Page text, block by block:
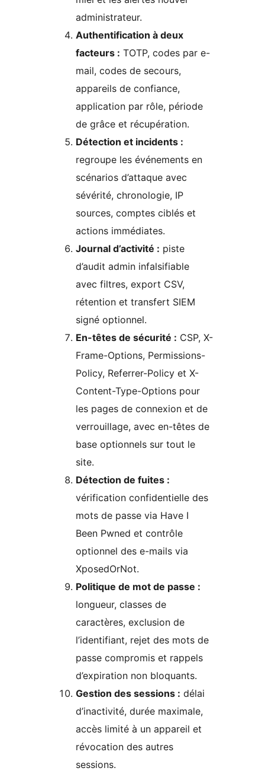
administrateur.
Authentification à deux
facteurs : TOTP, codes par e-
mail, codes de secours,
appareils de confiance,
application par rôle, période
de grâce et récupération.
Détection et incidents :
regroupe les événements en
scénarios d’attaque avec
sévérité, chronologie, IP
sources, comptes ciblés et
actions immédiates.
Journal d’activité : piste
d’audit admin infalsifiable
avec filtres, export CSV,
rétention et transfert SIEM
signé optionnel.
En-têtes de sécurité : CSP, X-
Frame-Options, Permissions-
Policy, Referrer-Policy et X-
Content-Type-Options pour
les pages de connexion et de
verrouillage, avec en-têtes de
base optionnels sur tout le
site.
Détection de fuites :
vérification confidentielle des
mots de passe via Have I
Been Pwned et contrôle
optionnel des e-mails via
XposedOrNot.
Politique de mot de passe :
longueur, classes de
caractères, exclusion de
l’identifiant, rejet des mots de
passe compromis et rappels
d’expiration non bloquants.
Gestion des sessions : délai
d’inactivité, durée maximale,
accès limité à un appareil et
révocation des autres
sessions.